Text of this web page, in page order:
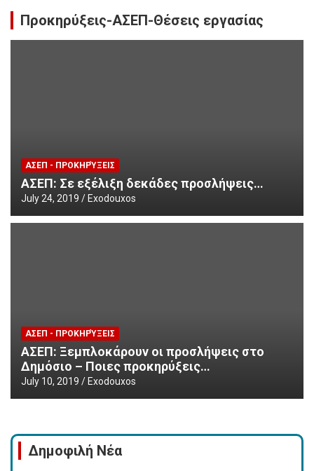
Προκηρύξεις-ΑΣΕΠ-Θέσεις εργασίας
ΑΣΕΠ - ΠΡΟΚΗΡΎΞΕΙΣ
ΑΣΕΠ: Σε εξέλιξη δεκάδες προσλήψεις…
July 24, 2019 Exodouxos
ΑΣΕΠ - ΠΡΟΚΗΡΎΞΕΙΣ
ΑΣΕΠ: Ξεμπλοκάρουν οι προσλήψεις στο
Δημόσιο – Ποιες προκηρύξεις…
July 10, 2019 Exodouxos
Δημοφιλή Νέα